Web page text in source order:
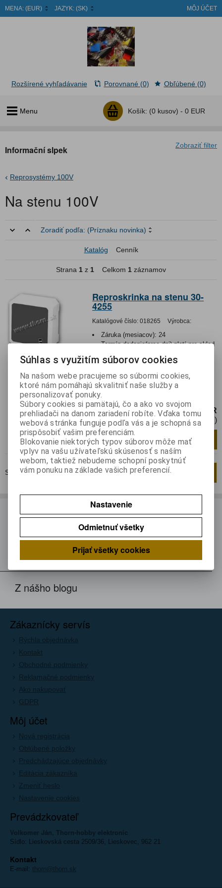
MENA: (EUR) JAZYK: (SK) MÔJ ÚČET
Menu Košík: (0 kusov) - 0 EUR
Rozšírené vyhľadávanie Porovnané (0) Obľúbené (0)
Zobraziť filter
Informační slpek
Reprosystémy 100V
Na stenu 100V
Zoradiť podľa: (Príznaku novinka)
Katalóg Cenník
Strana 1 z 1 Celkom 1 záznamov
Reproskrinka na stenu 30-
4255
Katalógové číslo: 018265 Výrobca:
Záruka (mesiacov): 24
Termín dodania(prac.dni)-platí pre sklad
Hmotnosť balenia:1,119 kg
Reproskrinka na stenu. Vyrobená je z
plastu bielej farby. Na prednej strane je
čierny molitan. Výkon...
39 EUR
31,71 EUR (Cena bez DPH)
ks Pridať do košíka
Strana1z1Celkom1záznamov
ODBER NOVINIEK
Prihláste sa k odberu noviniek
Z nášho blogu
Zákaznícky servís
Rýchla objednávka
Kontakt
Obchodné podmienky
Reklamačné podmienky
Ako nakupovať
GDPR
Môj účet
Nová registrácia
Oblúbené položky
Predchádzajúce objednávky
Editácia zákazníka
Zmeniť heslo
Nastavenie cookies
Prevádzkovateľ
Volkomer Ján, Thorn-hobby elektronic
Sídlo: Lieskovská cesta 2509/36, Lieskovec, 962 21
Kontakt
E-mail: thorn@thorn.sk
Súhlas s využitím súborov cookies
Na našom webe pracujeme so súbormi cookies,
ktoré nám pomáhajú skvalitniť naše služby a
personalizovať ponuky.
Súbory cookies si pamätajú, čo a ako vo svojom
prehliadači na danom zariadení robíte. Vďaka tomu
webová stránka funguje podľa vás a je schopná sa
prispôsobiť vašim preferenciám.
Blokovanie niektorých typov súborov môže mať
vplyv na vašu užívateľskú skúsenosť s naším
webom, taktiež nebudeme schopní poskytnúť
vám ponuku na základe vašich preferencií.
Nastavenie
Odmietnuť všetky
Prijať všetky cookies